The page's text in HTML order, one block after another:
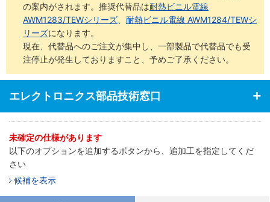
の案内がされます。推奨代替品は耐熱ビニル電線
AWM1283/TEWシリーズ
耐熱ビニル電線 AWM1284/TEWシ
リーズになります。
現在、代替品へのご注文が集中し、一部製品で代替品でも受
注停止が発生しておりますこと、予めご了承ください。
エレクトロニクス部品技術窓口
未確定の仕様があります
以下のオプションを追加するボタンから、追加工を指定してくだ
さい
候補を表示